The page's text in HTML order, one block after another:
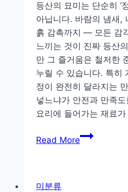
통
을
줄
이
는
비
밀
루
틴
등산의 묘미는 단순히 ‘
아닙니다. 바람의 냄새,
흙 감촉까지 — 모든 감
느끼는 것이 진짜 등산
만 그 즐거움은 철저한
누릴 수 있습니다. 특히
정이 완전히 달라지는
넣느냐가 안전과 만족
요리에 들어가는 재료
Read More봄
미분류